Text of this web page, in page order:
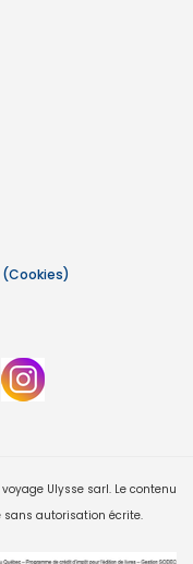
Ulysse sarl. Le contenu
autorisation écrite.